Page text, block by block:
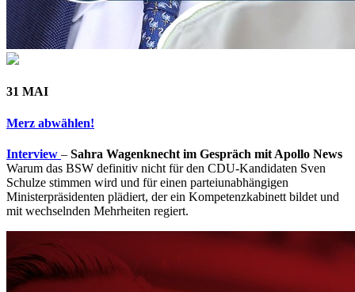
31 MAI
Merz abwählen!
Interview – Sahra Wagenknecht im Gespräch mit Apollo News
Warum das BSW definitiv nicht für den CDU-Kandidaten Sven
Schulze stimmen wird und für einen parteiunabhängigen
Ministerpräsidenten plädiert, der ein Kompetenzkabinett bildet und
mit wechselnden Mehrheiten regiert.